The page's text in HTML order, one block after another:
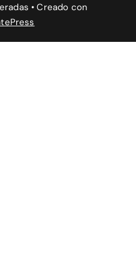
• Creado con